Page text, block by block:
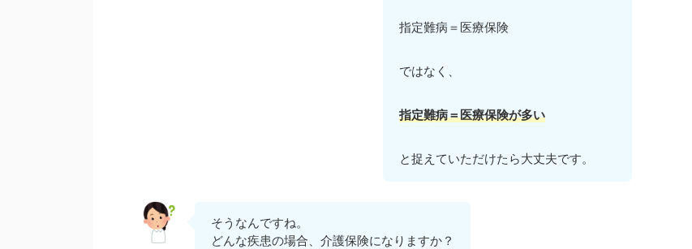
指定難病＝医療保険
ではなく、
指定難病＝医療保険が多い
と捉えていただけたら大丈夫です。
そうなんですね。
どんな疾患の場合、介護保険になりますか？